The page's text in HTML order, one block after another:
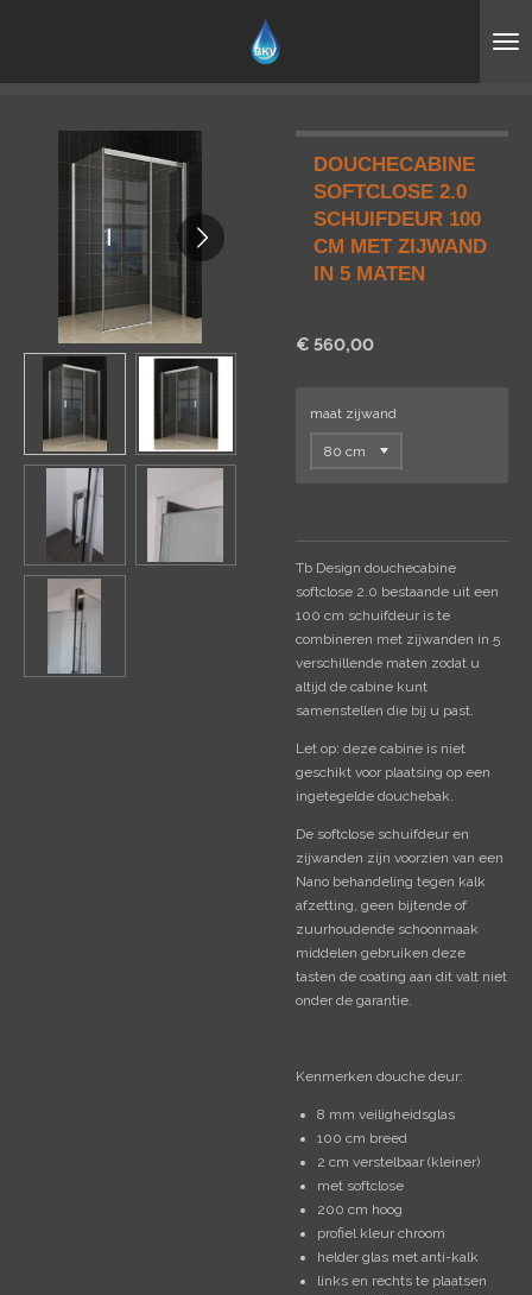
DOUCHECABINE
SOFTCLOSE 2.0
SCHUIFDEUR 100
CM MET ZIJWAND
IN 5 MATEN
€ 560,00
maat zijwand
Tb Design douchecabine
softclose 2.0 bestaande uit een
100 cm schuifdeur is te
combineren met zijwanden in 5
verschillende maten zodat u
altijd de cabine kunt
samenstellen die bij u past.
Let op: deze cabine is niet
geschikt voor plaatsing op een
ingetegelde douchebak.
De softclose schuifdeur en
zijwanden zijn voorzien van een
Nano behandeling tegen kalk
afzetting, geen bijtende of
zuurhoudende schoonmaak
middelen gebruiken deze
tasten de coating aan dit valt niet
onder de garantie.
Kenmerken douche deur:
8 mm veiligheidsglas
100 cm breed
2 cm verstelbaar (kleiner)
met softclose
200 cm hoog
profiel kleur chroom
helder glas met anti-kalk
links en rechts te plaatsen